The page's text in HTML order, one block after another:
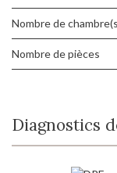
Nombre de
Nombre de pièces